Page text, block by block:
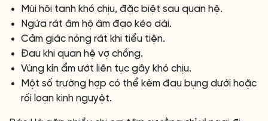
Mùi hôi tanh khó chịu, đặc biệt sau quan hệ.
Ngứa rát âm hộ âm đạo kéo dài.
Cảm giác nóng rát khi tiểu tiện.
Đau khi quan hệ vợ chồng.
Vùng kín ẩm ướt liên tục gây khó chịu.
Một số trường hợp có thể kèm đau bụng dưới hoặc
rối loạn kinh nguyệt.